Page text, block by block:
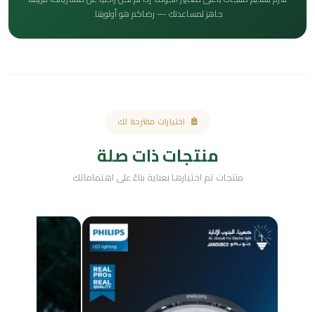
جاهز لمساعدتك — رضاكم هو أولويتنا.
اختيارات مقترحة لك
منتجات ذات صلة
منتجات تم اختيارها بعناية بناءً على اهتماماتك